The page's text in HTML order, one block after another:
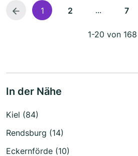
1 2 ... 7
1-20 von 168
In der Nähe
Kiel (84)
Rendsburg (14)
Eckernförde (10)